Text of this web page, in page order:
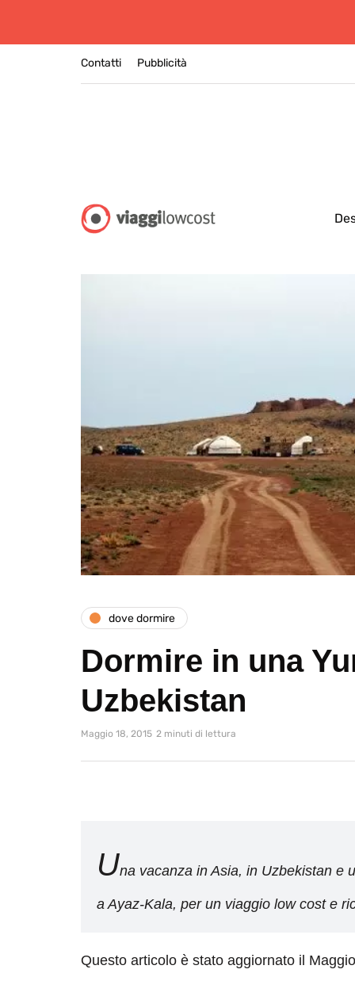
Contatti Pubblicità
dove dormire
Dormire in una
Uzbekistan
Maggio 18, 2015 2 minuti di lettura
Una vacanza in Asia, in Uzbekistan e
a Ayaz-Kala, per un viaggio low cost e
Questo articolo è stato aggiornato il